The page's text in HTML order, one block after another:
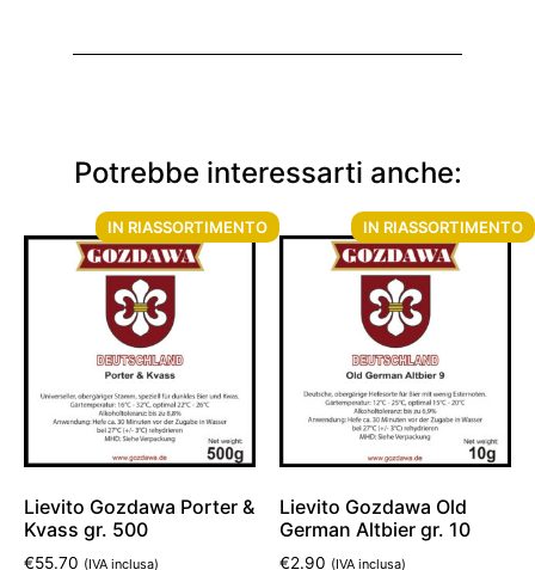
Potrebbe interessarti anche:
IN RIASSORTIMENTO
Lievito Gozdawa Porter &
Kvass gr. 500
€55.70 (IVA inclusa)
IN RIASSORTIMENTO
Lievito Gozdawa Old
German Altbier gr. 10
€2.90 (IVA inclusa)